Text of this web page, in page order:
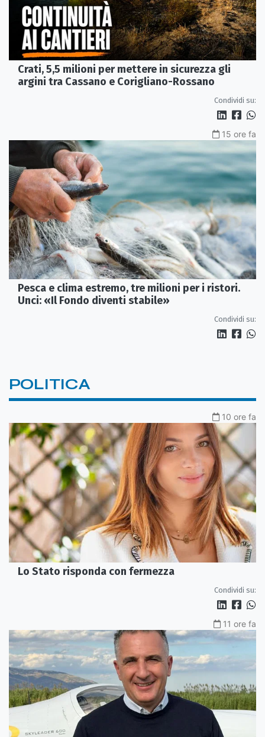
Crati, 5,5 milioni per mettere in sicurezza gli
argini tra Cassano e Corigliano-Rossano
Condividi su:
15 ore fa
Pesca e clima estremo, tre milioni per i ristori.
Unci: «Il Fondo diventi stabile»
Condividi su:
POLITICA
10 ore fa
Lo Stato risponda con fermezza
Condividi su:
11 ore fa